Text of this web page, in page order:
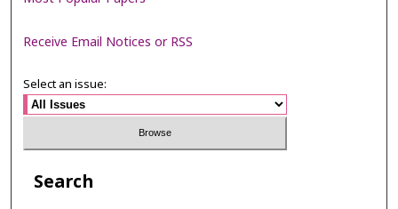
Receive Email Notices or RSS
Select an issue:
Search